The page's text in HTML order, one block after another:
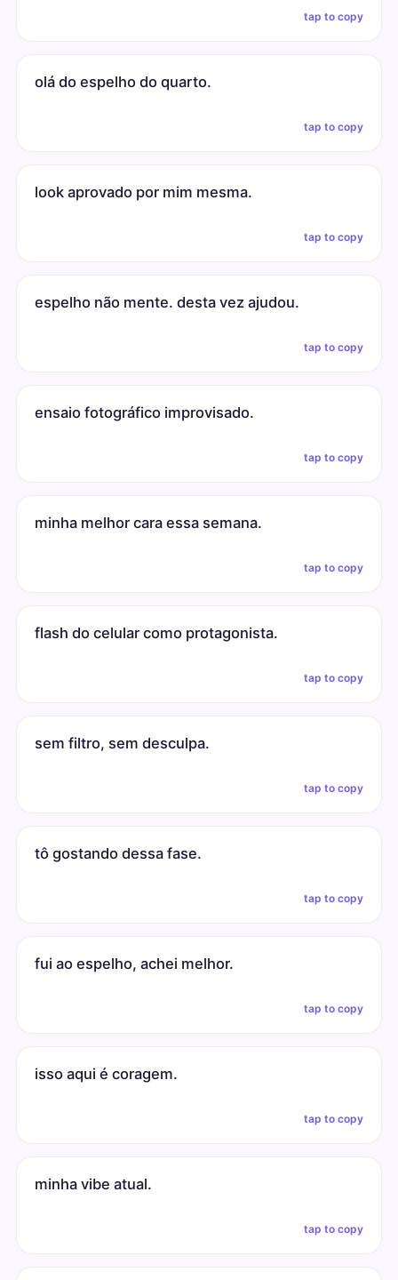
tap to copy
olá do espelho do quarto.
tap to copy
look aprovado por mim mesma.
tap to copy
espelho não mente. desta vez ajudou.
tap to copy
ensaio fotográfico improvisado.
tap to copy
minha melhor cara essa semana.
tap to copy
flash do celular como protagonista.
tap to copy
sem filtro, sem desculpa.
tap to copy
tô gostando dessa fase.
tap to copy
fui ao espelho, achei melhor.
tap to copy
isso aqui é coragem.
tap to copy
minha vibe atual.
tap to copy